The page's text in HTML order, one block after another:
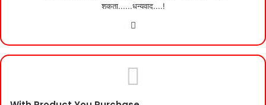
शकता......धन्यवाद....!
Website